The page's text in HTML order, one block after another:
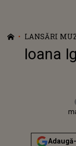
LANSĂRI
Ioana
luni, 12 septembrie